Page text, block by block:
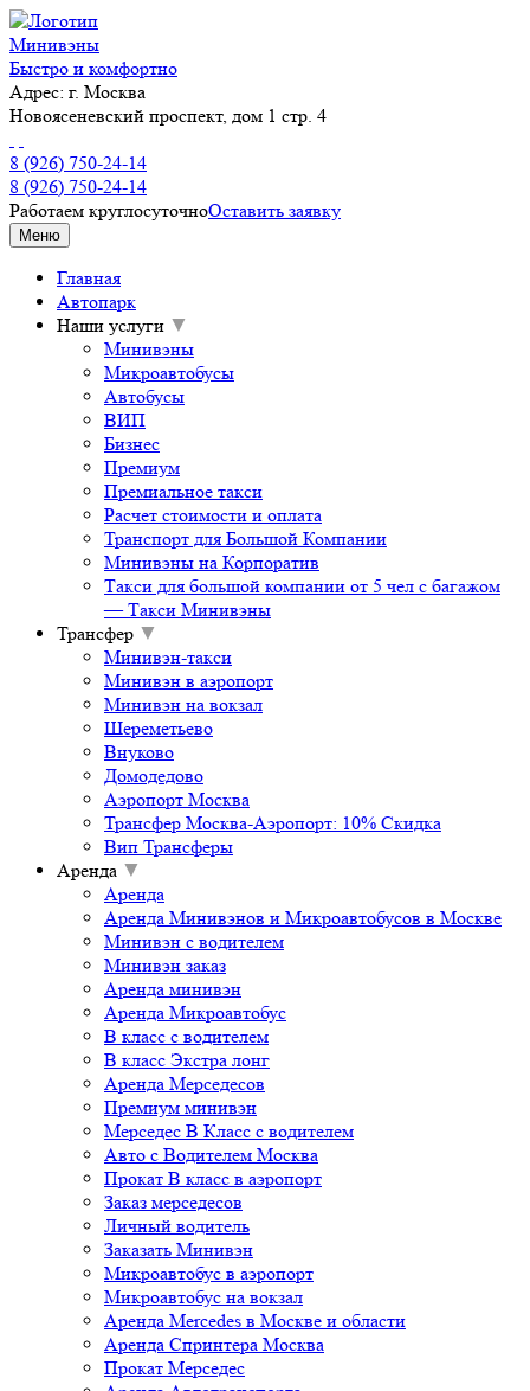
Минивэны
Быстро и комфортно
Адрес: г. Москва
Новоясеневский проспект, дом 1 стр. 4
8 (926) 750-24-14
8 (926) 750-24-14
Работаем круглосуточноОставить заявку
Меню
Главная
Автопарк
Наши услуги ▼
Минивэны
Микроавтобусы
Автобусы
ВИП
Бизнес
Премиум
Премиальное такси
Расчет стоимости и оплата
Транспорт для Большой Компании
Минивэны на Корпоратив
Такси для большой компании от 5 чел с багажом
— Такси Минивэны
Трансфер ▼
Минивэн-такси
Минивэн в аэропорт
Минивэн на вокзал
Шереметьево
Внуково
Домодедово
Аэропорт Москва
Трансфер Москва-Аэропорт: 10% Скидка
Вип Трансферы
Аренда ▼
Аренда
Аренда Минивэнов и Микроавтобусов в Москве
Минивэн с водителем
Минивэн заказ
Аренда минивэн
Аренда Микроавтобус
В класс с водителем
В класс Экстра лонг
Аренда Мерседесов
Премиум минивэн
Мерседес В Класс с водителем
Авто с Водителем Москва
Прокат В класс в аэропорт
Заказ мерседесов
Личный водитель
Заказать Минивэн
Микроавтобус в аэропорт
Микроавтобус на вокзал
Аренда Mercedes в Москве и области
Аренда Спринтера Москва
Прокат Мерседес